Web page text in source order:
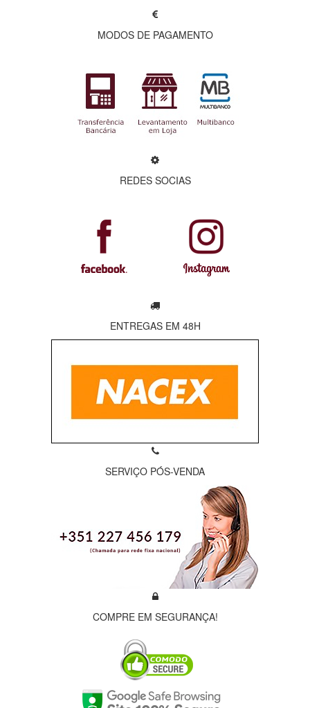
MODOS DE PAGAMENTO
REDES SOCIAS
ENTREGAS EM 48H
SERVIÇO PÓS-VENDA
COMPRE EM SEGURANÇA!